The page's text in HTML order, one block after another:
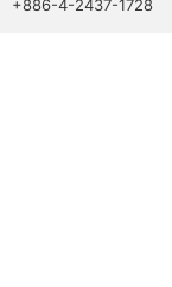
+886-4-2437-1728